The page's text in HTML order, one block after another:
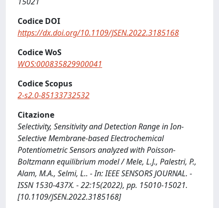
Codice DOI
https://dx.doi.org/10.1109/JSEN.2022.3185168
Codice WoS
WOS:000835829900041
Codice Scopus
2-s2.0-85133732532
Citazione
Selectivity, Sensitivity and Detection Range in Ion-
Selective Membrane-based Electrochemical
Potentiometric Sensors analyzed with Poisson-
Boltzmann equilibrium model / Mele, L.J., Palestri, P.,
Alam, M.A., Selmi, L.. - In: IEEE SENSORS JOURNAL. -
ISSN 1530-437X. - 22:15(2022), pp. 15010-15021.
[10.1109/JSEN.2022.3185168]